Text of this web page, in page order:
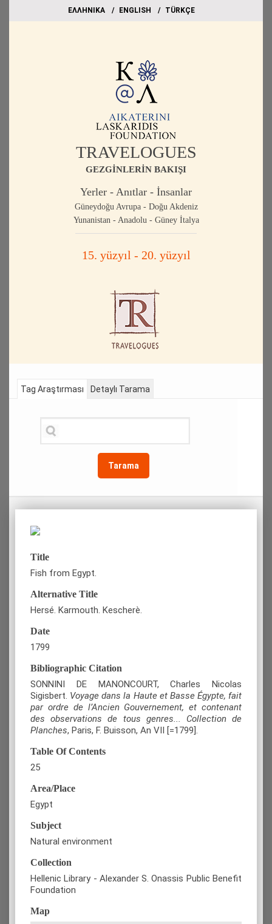
EΛΛΗΝΙΚΑ ΕΝGLISH TÜRKÇE
TRAVELOGUES
GEZGİNLERİN BAKIŞI
Yerler - Anıtlar - İnsanlar
Güneydoğu Avrupa - Doğu Akdeniz
Yunanistan - Anadolu - Güney İtalya
15. yüzyıl - 20. yüzyıl
Tag Araştırması
Tarama
Detaylı Tarama
Title
Fish from Egypt.
Alternative Title
Hersé. Karmouth. Kescherè.
Date
1799
Bibliographic Citation
SΟNNINI DE MANONCOURT, Charles Nicolas
Sigisbert. Voyage dans la Haute et Basse Égypte, fait
par ordre de l’Ancien Gouvernement, et contenant
des observations de tous genres... Collection de
Planches, Paris, F. Buisson, An VII [=1799].
Table Of Contents
25
Area/Place
Egypt
Subject
Natural environment
Collection
Hellenic Library - Alexander S. Onassis Public Benefit
Foundation
Map